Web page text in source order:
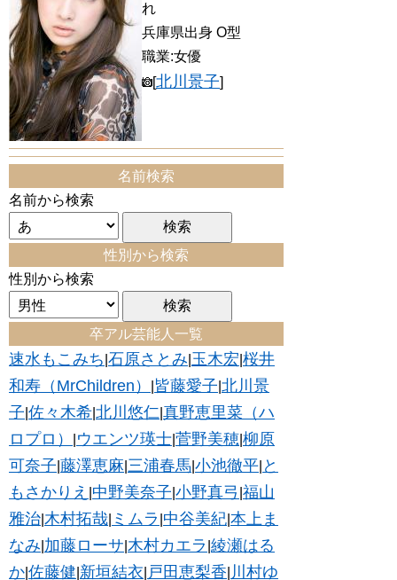
れ
兵庫県出身 O型
職業:女優
[北川景子]
名前検索
名前から検索
性別から検索
性別から検索
卒アル芸能人一覧
速水もこみち 石原さとみ 玉木宏 桜井
和寿（MrChildren）
皆藤愛子 北川景
子 佐々木希 北川悠仁 真野恵里菜（ハ
ロプロ）
ウエンツ瑛士 菅野美穂 柳原
可奈子 藤澤恵麻 三浦春馬 小池徹平 と
もさかりえ 中野美奈子 小野真弓 福山
雅治 木村拓哉 ミムラ 中谷美紀 本上ま
なみ 加藤ローサ 木村カエラ 綾瀬はる
か 佐藤健 新垣結衣 戸田恵梨香 川村ゆ